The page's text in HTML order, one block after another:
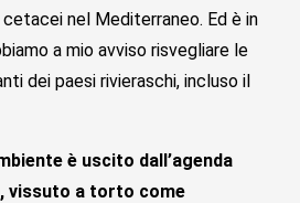
nel Mediterraneo. Ed è in
a mio avviso risvegliare le
dei paesi rivieraschi, incluso il
è uscito dall’agenda
vissuto a torto come